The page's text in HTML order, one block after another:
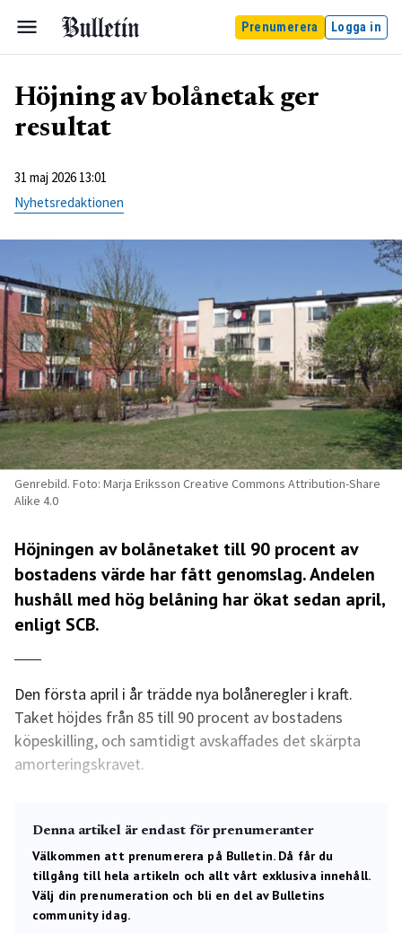
Prenumerera Logga in
Höjning av bolånetak ger
resultat
31 maj 2026 13:01
Nyhetsredaktionen
Genrebild. Foto: Marja Eriksson Creative Commons Attribution-Share
Alike 4.0
Höjningen av bolånetaket till 90 procent av
bostadens värde har fått genomslag. Andelen
hushåll med hög belåning har ökat sedan april,
enligt SCB.
Den första april i år trädde nya bolåneregler i kraft.
Taket höjdes från 85 till 90 procent av bostadens
köpeskilling, och samtidigt avskaffades det skärpta
amorteringskravet.
Denna artikel är endast för prenumeranter
Välkommen att prenumerera på Bulletin. Då får du
tillgång till hela artikeln och allt vårt exklusiva innehåll.
Välj din prenumeration och bli en del av Bulletins
community idag.